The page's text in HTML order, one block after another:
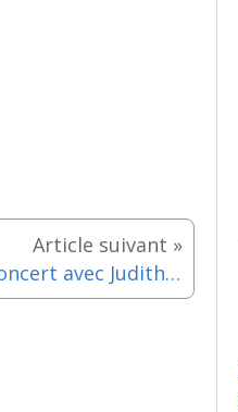
Guérande - Concert avec Judith Charron et Mathilde Limal - Lundi 5 août 2024